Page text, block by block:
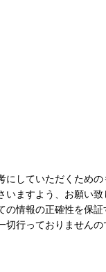
していただくため
ますよう、お願い
情報の正確性を保証
行っておりませんの